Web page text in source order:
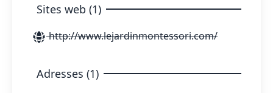
Sites web (1)
http://www.lejardinmontessori.com/
Adresses (1)